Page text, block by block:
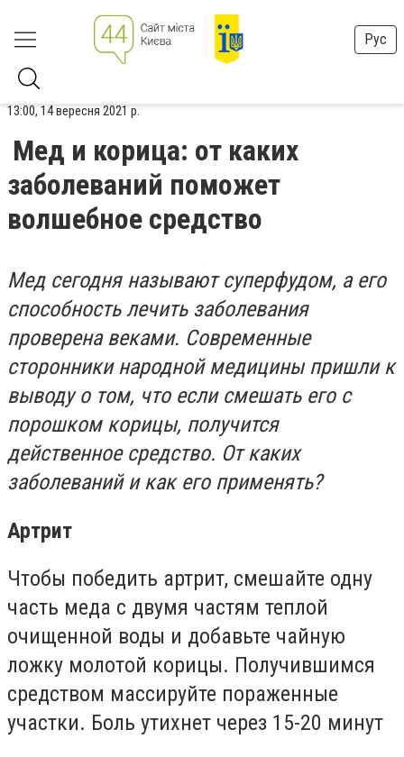
Рус
13:00, 14 вересня 2021 р.
Мед и корица: от каких
заболеваний поможет
волшебное средство
Мед сегодня называют суперфудом, а его
способность лечить заболевания
проверена веками. Современные
сторонники народной медицины пришли к
выводу о том, что если смешать его с
порошком корицы, получится
действенное средство. От каких
заболеваний и как его применять?
Артрит
Чтобы победить артрит, смешайте одну
часть меда с двумя частям теплой
очищенной воды и добавьте чайную
ложку молотой корицы. Получившимся
средством массируйте пораженные
участки. Боль утихнет через 15-20 минут